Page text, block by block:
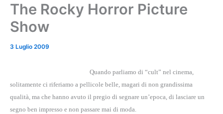
The Rocky Horror Picture
Show
3 Luglio 2009
Quando parliamo di “cult” nel cinema,
solitamente ci riferiamo a pellicole belle, magari di non grandissima
qualità, ma che hanno avuto il pregio di segnare un’epoca, di lasciare un
segno ben impresso e non passare mai di moda.